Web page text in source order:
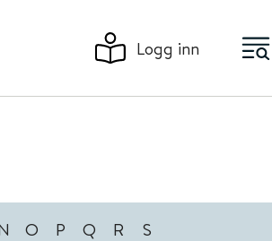
Logg inn
O P Q R S